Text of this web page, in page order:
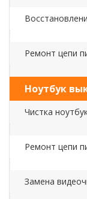
Ремонт цепи
Ноутбук
Чистка
Ремонт цепи
Замена